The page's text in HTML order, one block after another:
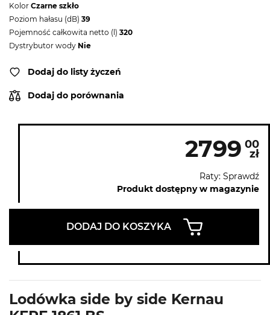
Kolor Czarne szkło
Poziom hałasu (dB) 39
Pojemność całkowita netto (l) 320
Dystrybutor wody Nie
Dodaj do listy życzeń
Dodaj do porównania
2799 00
zł
Raty: Sprawdź
Produkt dostępny w magazynie
DODAJ DO KOSZYKA
Lodówka side by side Kernau